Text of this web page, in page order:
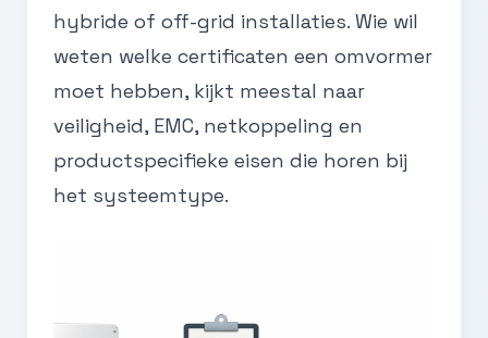
hybride of off-grid installaties. Wie wil
weten welke certificaten een omvormer
moet hebben, kijkt meestal naar
veiligheid, EMC, netkoppeling en
productspecifieke eisen die horen bij
het systeemtype.